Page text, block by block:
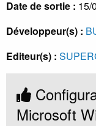
Date de sortie : 15/
Développeur(s) :
Editeur(s) :
Microsoft